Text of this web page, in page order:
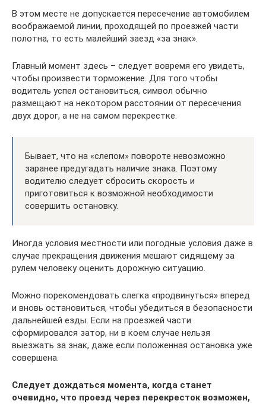
В этом месте не допускается пересечение автомобилем
воображаемой линии, проходящей по проезжей части
полотна, то есть малейший заезд «за знак».
Главный момент здесь – следует вовремя его увидеть,
чтобы произвести торможение. Для того чтобы
водитель успел остановиться, символ обычно
размещают на некотором расстоянии от пересечения
двух дорог, а не на самом перекрестке.
Бывает, что на «слепом» повороте невозможно
заранее предугадать наличие знака. Поэтому
водителю следует сбросить скорость и
приготовиться к возможной необходимости
совершить остановку.
Иногда условия местности или погодные условия даже в
случае прекращения движения мешают сидящему за
рулем человеку оценить дорожную ситуацию.
Можно порекомендовать слегка «продвинуться» вперед
и вновь остановиться, чтобы убедиться в безопасности
дальнейшей езды. Если на проезжей части
сформировался затор, ни в коем случае нельзя
выезжать за знак, даже если положенная остановка уже
совершена.
Следует дождаться момента, когда станет
очевидно, что проезд через перекресток возможен,